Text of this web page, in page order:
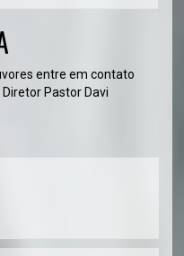
entre em contato
Pastor Davi